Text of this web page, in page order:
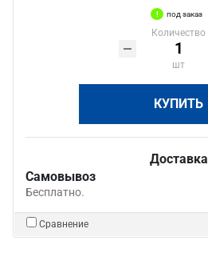
под заказ
Количество
шт
КУПИТЬ
Доставка
Самовывоз
Бесплатно.
Сравнение